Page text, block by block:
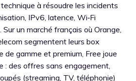
à résoudre les incidents
IPv6, latence, Wi‑Fi
un marché français où Orange,
segmentent leurs box
gamme et premium, Free joue
: des offres sans engagement,
(streaming, TV, téléphonie)